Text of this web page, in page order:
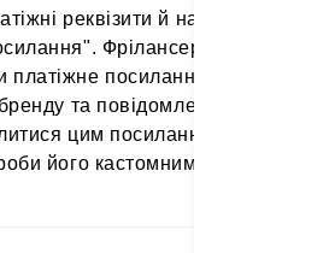
реквізити й натиснувши
Фрілансери також
платіжне посилання, додавши
та повідомлення.
цим посиланням зі
його кастомним.